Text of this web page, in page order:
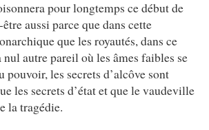
pour longtemps ce début de
aussi parce que dans cette
que les royautés, dans ce
nul autre pareil où les âmes faibles se
les secrets d’alcôve sont
les secrets d’état et que le vaudeville
la tragédie.